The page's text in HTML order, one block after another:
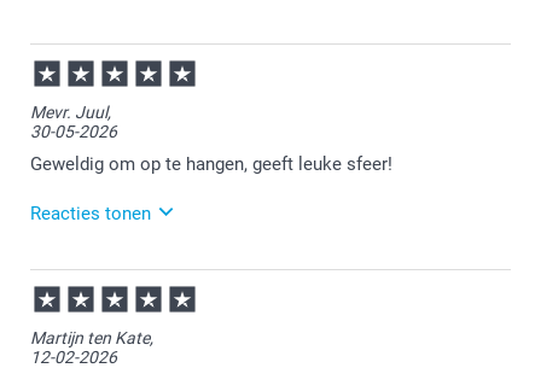
29-06-2026
14:57
Bedankt voor je review. Fijn om te horen dat je
tevreden bent over je ontvangen retrofoto's. Heel
veel plezier ervan!
Mevr. Juul,
30-05-2026
Geweldig om op te hangen, geeft leuke sfeer!
Reacties tonen
01-06-2026
13:28
Veel plezier van je bestelling!
Martijn ten Kate,
12-02-2026